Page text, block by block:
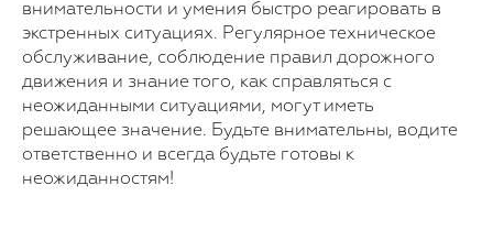
внимательности и умения быстро реагировать в
экстренных ситуациях. Регулярное техническое
обслуживание, соблюдение правил дорожного
движения и знание того, как справляться с
неожиданными ситуациями, могут иметь
решающее значение. Будьте внимательны, водите
ответственно и всегда будьте готовы к
неожиданностям!